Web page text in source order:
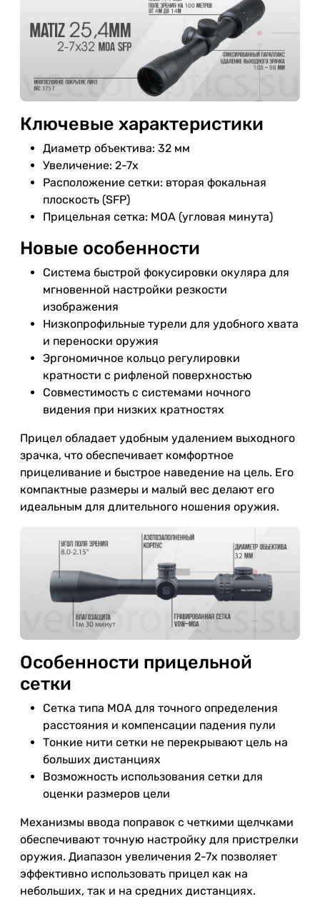
Ключевые характеристики
Диаметр объектива: 32 мм
Увеличение: 2-7x
Расположение сетки: вторая фокальная
плоскость (SFP)
Прицельная сетка: MOA (угловая минута)
Новые особенности
Система быстрой фокусировки окуляра для
мгновенной настройки резкости
изображения
Низкопрофильные турели для удобного хвата
и переноски оружия
Эргономичное кольцо регулировки
кратности с рифленой поверхностью
Совместимость с системами ночного
видения при низких кратностях
Прицел обладает удобным удалением выходного
зрачка, что обеспечивает комфортное
прицеливание и быстрое наведение на цель. Его
компактные размеры и малый вес делают его
идеальным для длительного ношения оружия.
Особенности прицельной
сетки
Сетка типа MOA для точного определения
расстояния и компенсации падения пули
Тонкие нити сетки не перекрывают цель на
больших дистанциях
Возможность использования сетки для
оценки размеров цели
Механизмы ввода поправок с четкими щелчками
обеспечивают точную настройку для пристрелки
оружия. Диапазон увеличения 2-7x позволяет
эффективно использовать прицел как на
небольших, так и на средних дистанциях.